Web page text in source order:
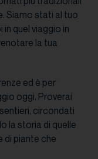
Siamo stati al tuo
quel viaggio in
la tua
ed è per
oggi. Proverai
circondati
la storia di quelle
di piante che